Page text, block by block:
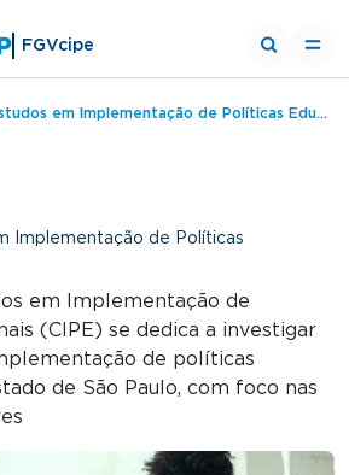
FGVcipe
em Implementação de Políticas Educacionais
Implementação de Políticas
em Implementação de
(CIPE) se dedica a investigar
de políticas
de São Paulo, com foco nas